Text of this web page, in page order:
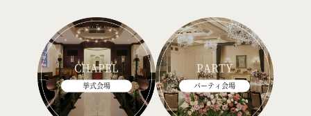
CHAPEL
挙式会場
PARTY
パーティ会場